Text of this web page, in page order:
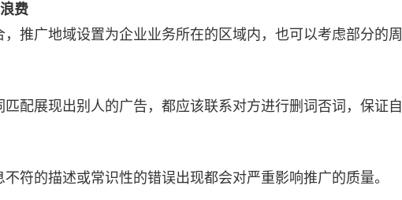
费
推广地域设置为企业业务所在的区域内，也可以考虑部分的周
配展现出别人的广告，都应该联系对方进行删词否词，保证自
符的描述或常识性的错误出现都会对严重影响推广的质量。